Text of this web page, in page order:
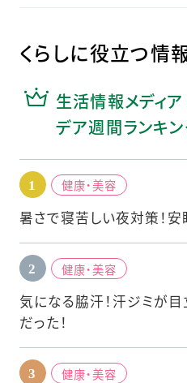
くらしに役立つ情
生活情報メディア
デア週間ランキ
健康・美容
暑さで寝苦しい夜対策！安
健康・美容
気になる脇汗！汗ジミが
だった！
健康・美容